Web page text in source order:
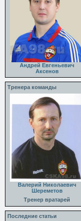
Андрей Евгеньевич
Аксенов
Тренера команды
Валерий Николаевич
Шереметов
Тренер вратарей
Последние статьи